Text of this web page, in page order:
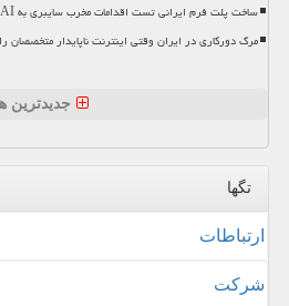
ساخت پلت فرم ایرانی تست اقدامات مخرب سایبری به AI
مرگ دورکاری در ایران وقتی اینترنت ناپایدار متخصصان
جدیدترین
تگها
ارتباطات
شركت